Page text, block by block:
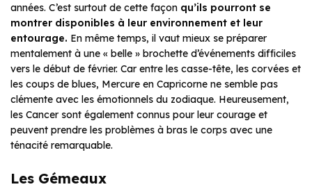
années. C’est surtout de cette façon qu’ils pourront se
montrer disponibles à leur environnement et leur
entourage. En même temps, il vaut mieux se préparer
mentalement à une « belle » brochette d’événements difficiles
vers le début de février. Car entre les casse-tête, les corvées et
les coups de blues, Mercure en Capricorne ne semble pas
clémente avec les émotionnels du zodiaque. Heureusement,
les Cancer sont également connus pour leur courage et
peuvent prendre les problèmes à bras le corps avec une
ténacité remarquable.
Les Gémeaux